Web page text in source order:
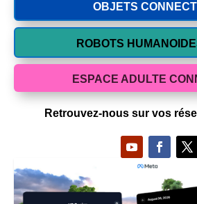
OBJETS
ROBOTS
ESPACE ADULTE
Retrouvez-nous sur vos